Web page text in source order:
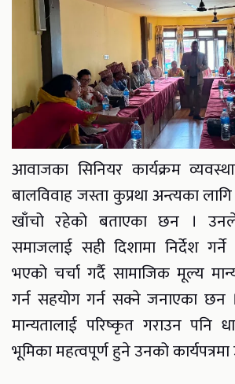
आवाजका सिनियर कार्यक्रम
बालविवाह जस्ता कुप्रथा अन्त्यका
खाँचो रहेको बताएका छन ।
समाजलाई सही दिशामा निर्देश गर्ने
भएको चर्चा गर्दै सामाजिक मूल्य
गर्न सहयोग गर्न सक्ने जनाएका छन
मान्यतालाई परिष्कृत गराउन पनि
भूमिका महत्वपूर्ण हुने उनको